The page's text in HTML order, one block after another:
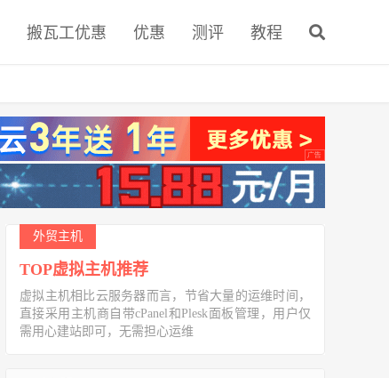
搬瓦工优惠 优惠 测评 教程
外贸主机
TOP虚拟主机推荐
虚拟主机相比云服务器而言，节省大量的运维时间，
直接采用主机商自带cPanel和Plesk面板管理，用户仅
需用心建站即可，无需担心运维